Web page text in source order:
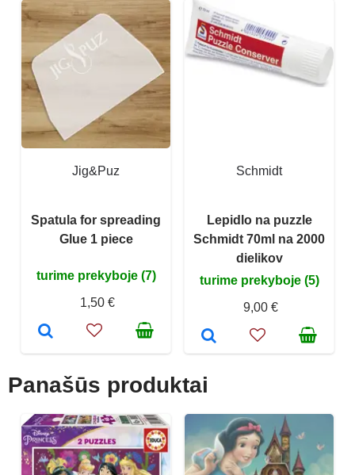
Jig&Puz
Spatula for spreading
Glue 1 piece
turime prekyboje (7)
1,50 €
Schmidt
Lepidlo na puzzle
Schmidt 70ml na 2000
dielikov
turime prekyboje (5)
9,00 €
Panašūs produktai